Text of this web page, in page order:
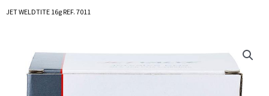
JET WELDTITE 16g REF. 7011